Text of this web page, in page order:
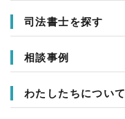
司法書士を探す
相談事例
わたしたちについて